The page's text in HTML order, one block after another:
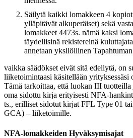
Säilytä kaikki lomakkeen 4 kopiot
ylläpitävät alkuperäiset) sekä
lomakkeet 4473s. nämä kaksi
täydellisinä rekistereinä
annetaan yksilöllinen
vaikka säädökset eivät sitä edellytä, on
liiketoimintaasi käsitellään yrityksessäsi
Tämä tarkoittaa, että luokan III
oma sidottu kirja erityisesti NFA-
ts., erilliset sidotut kirjat FFL Type 01
GCA) – liiketoimille.
NFA-lomakkeiden Hyväksymisajat